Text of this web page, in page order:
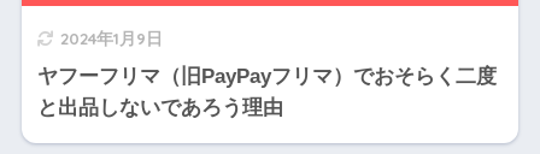
2024年1月9日
ヤフーフリマ（旧PayPayフリマ）でおそらく二度
と出品しないであろう理由